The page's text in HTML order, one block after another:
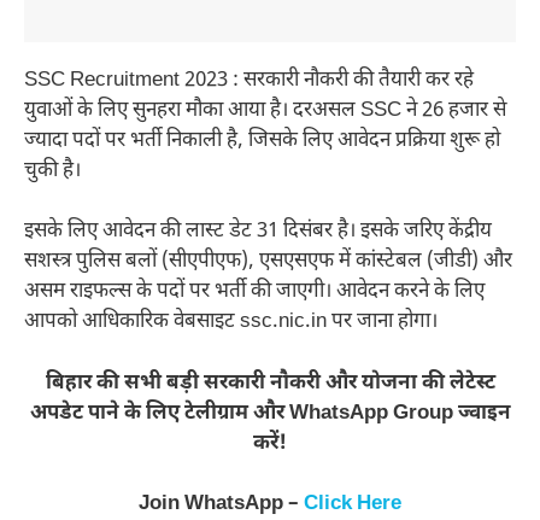
SSC Recruitment 2023 : सरकारी नौकरी की तैयारी कर रहे
युवाओं के लिए सुनहरा मौका आया है। दरअसल SSC ने 26 हजार से
ज्यादा पदों पर भर्ती निकाली है, जिसके लिए आवेदन प्रक्रिया शुरू हो
चुकी है।
इसके लिए आवेदन की लास्ट डेट 31 दिसंबर है। इसके जरिए केंद्रीय
सशस्त्र पुलिस बलों (सीएपीएफ), एसएसएफ में कांस्टेबल (जीडी) और
असम राइफल्स के पदों पर भर्ती की जाएगी। आवेदन करने के लिए
आपको आधिकारिक वेबसाइट ssc.nic.in पर जाना होगा।
बिहार की सभी बड़ी सरकारी नौकरी और योजना की लेटेस्ट
अपडेट पाने के लिए टेलीग्राम और WhatsApp Group ज्वाइन
करें!
Join WhatsApp – Click Here